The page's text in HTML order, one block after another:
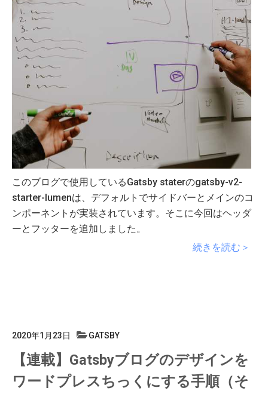
このブログで使用しているGatsby staterのgatsby-v2-
starter-lumenは、デフォルトでサイドバーとメインのコ
ンポーネントが実装されています。そこに今回はヘッダ
ーとフッターを追加しました。
続きを読む＞
2020年1月23日 GATSBY
【連載】Gatsbyブログのデザインを
ワードプレスちっくにする手順（そ